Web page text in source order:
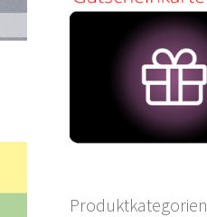
Produktkategorien